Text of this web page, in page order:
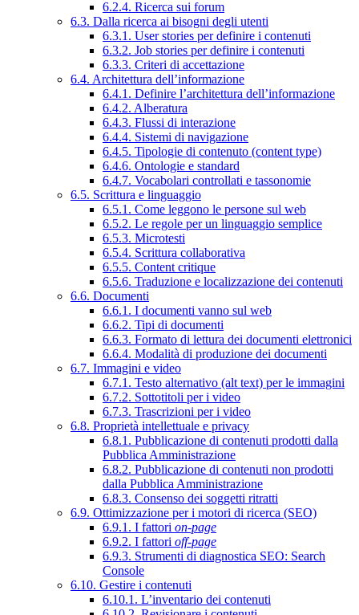
6.2.4. Ricerca sui forum
6.3. Dalla ricerca ai bisogni degli utenti
6.3.1. User stories per definire i contenuti
6.3.2. Job stories per definire i contenuti
6.3.3. Criteri di accettazione
6.4. Architettura dell’informazione
6.4.1. Definire l’architettura dell’informazione
6.4.2. Alberatura
6.4.3. Flussi di interazione
6.4.4. Sistemi di navigazione
6.4.5. Tipologie di contenuto (content type)
6.4.6. Ontologie e standard
6.4.7. Vocabolari controllati e tassonomie
6.5. Scrittura e linguaggio
6.5.1. Come leggono le persone sul web
6.5.2. Le regole per un linguaggio semplice
6.5.3. Microtesti
6.5.4. Scrittura collaborativa
6.5.5. Content critique
6.5.6. Traduzione e localizzazione dei contenuti
6.6. Documenti
6.6.1. I documenti vanno sul web
6.6.2. Tipi di documenti
6.6.3. Formato di lettura dei documenti elettronici
6.6.4. Modalità di produzione dei documenti
6.7. Immagini e video
6.7.1. Testo alternativo (alt text) per le immagini
6.7.2. Sottotitoli per i video
6.7.3. Trascrizioni per i video
6.8. Proprietà intellettuale e privacy
6.8.1. Pubblicazione di contenuti prodotti dalla
Pubblica Amministrazione
6.8.2. Pubblicazione di contenuti non prodotti
dalla Pubblica Amministrazione
6.8.3. Consenso dei soggetti ritratti
6.9. Ottimizzazione per i motori di ricerca (SEO)
6.9.1. I fattori on-page
6.9.2. I fattori off-page
6.9.3. Strumenti di diagnostica SEO: Search
Console
6.10. Gestire i contenuti
6.10.1. L’inventario dei contenuti